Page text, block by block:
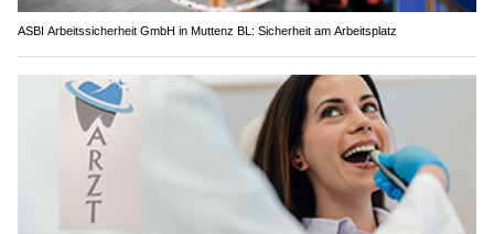
ASBI Arbeitssicherheit GmbH in Muttenz BL: Sicherheit am Arbeitsplatz